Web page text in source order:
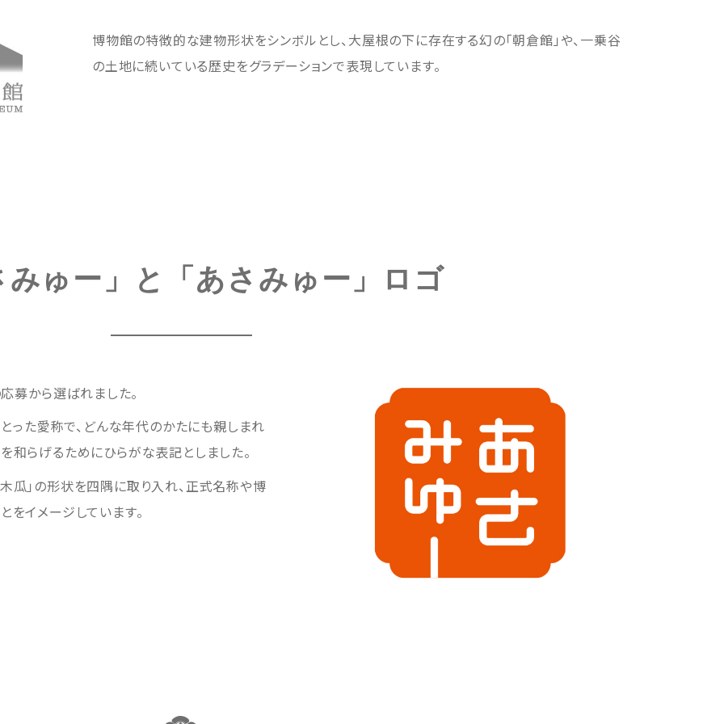
博物館の特徴的な建物形状をシンボルとし、大屋根の下に存在する幻の「朝倉館」や、一乗谷
の土地に続いている歴史をグラデーションで表現しています。
みゅー」と「あさみゅー」ロゴ
募から選ばれました。
とった愛称で、どんな年代のかたにも親しまれ
和らげるためにひらがな表記としました。
瓜」の形状を四隅に取り入れ、正式名称や博
をイメージしています。